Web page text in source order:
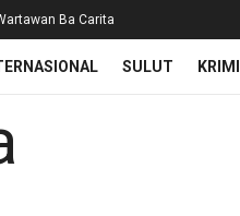
Ba Carita
SULUT